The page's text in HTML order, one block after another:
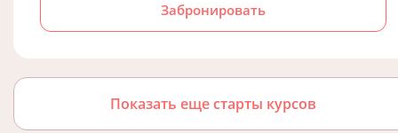
Забронировать
Показать еще старты курсов